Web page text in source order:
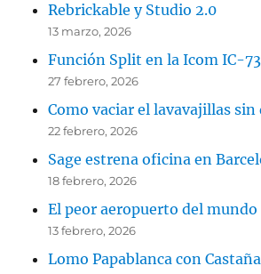
Rebrickable y Studio 2.0
13 marzo, 2026
Función Split en la Icom IC-
27 febrero, 2026
Como vaciar el lavavajillas sin
22 febrero, 2026
Sage estrena oficina en
18 febrero, 2026
El peor aeropuerto del mundo
13 febrero, 2026
Lomo Papablanca con